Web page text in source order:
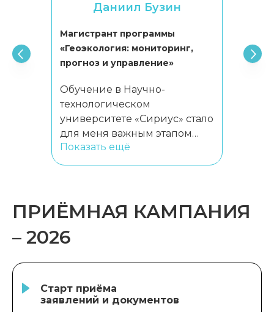
Даниил Бузин
Магистрант программы
«Геоэкология: мониторинг,
прогноз и управление»
Обучение в Научно-
технологическом
университете «Сириус» стало
для меня важным этапом
профессионального
развития. Учебный процесс
напрямую связаны
с современными научными
задачами и их практическим
Дополнительным
участие в образовательных
программах научного центра
Показать ещё
ПРИЁМНАЯ КАМПАНИЯ
– 2026
Старт приёма
заявлений и документов